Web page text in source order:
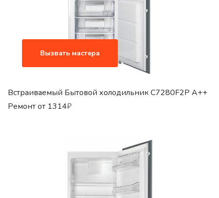
Вызвать мастера
Встраиваемый Бытовой холодильник C7280F2P A++
Ремонт от 1314₽